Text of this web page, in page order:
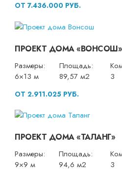
ОТ 7.436.000 РУБ.
ПРОЕКТ ДОМА «ВОНСОШ»
Размеры:
6×13 м
Площадь:
89,57 м2
3
ОТ 2.911.025 РУБ.
ПРОЕКТ ДОМА «ТАЛАНГ»
Размеры:
9×9 м
Площадь:
94,6 м2
3